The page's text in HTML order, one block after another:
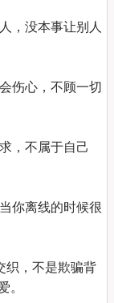
，没本事让别人
伤心，不顾一切
，不属于自己
你离线的时候很
织，不是欺骗背
。